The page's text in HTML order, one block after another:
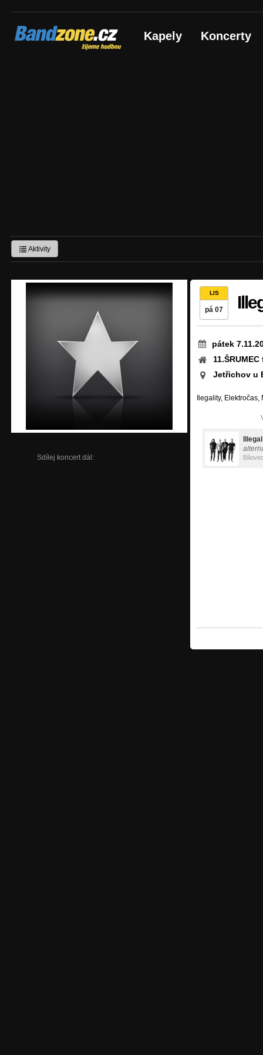
Bandzone.cz
žijeme hudbou Kapely Koncerty
Aktivity
Sdílej koncert dál:
LIS
pá 07
pátek
11.ŠRUMEC
Jetřichov u
Ilegality,